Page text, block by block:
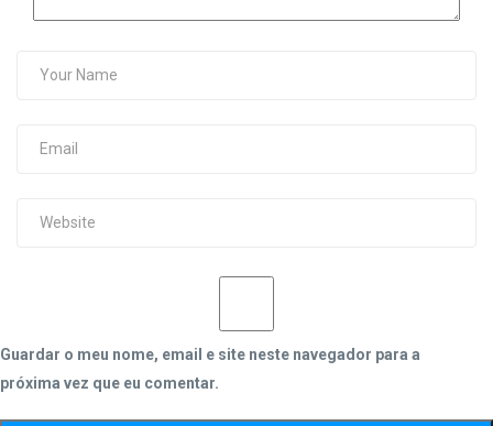
Guardar o meu nome, email e site neste navegador para a
próxima vez que eu comentar.